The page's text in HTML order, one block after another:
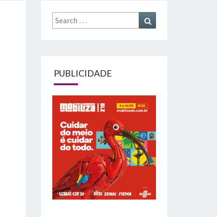
Search
for:
PUBLICIDADE